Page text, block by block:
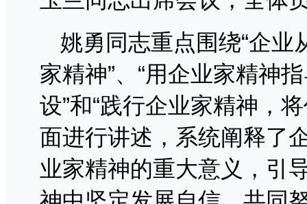
姚勇同志重点围绕“企
家精神”、“用企业家精神
设”和“践行企业家精神，
面进行讲述，系统阐释了
业家精神的重大意义，引